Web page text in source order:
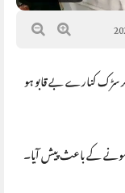
سڑک کنارے بے قابو ہو
ہونے کے باعث پیش آیا۔